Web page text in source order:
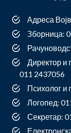
Адреса
Зборница:
Директор и
011 2437056
Психолог и
Логопед:
Секретар: